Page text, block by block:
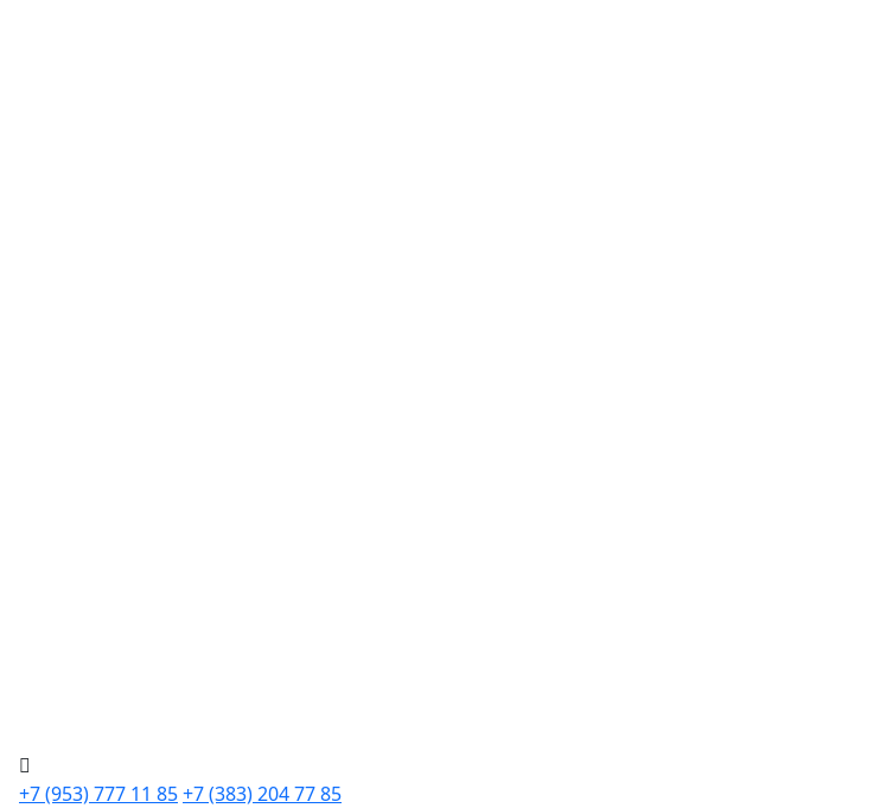
+7 (953) 777 11 85+7 (383) 204 77 85